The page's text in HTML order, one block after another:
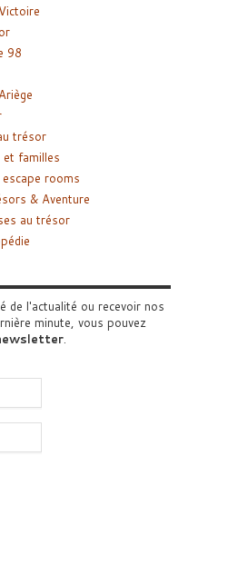
98
trésor
familles
rooms
& Aventure
au trésor
de l'actualité ou recevoir nos
minute, vous pouvez
.